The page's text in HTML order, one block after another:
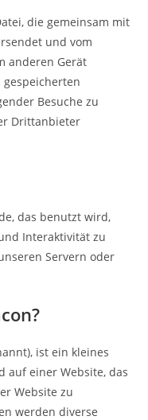
die gemeinsam mit
und vom
anderen Gerät
Besuche zu
Drittanbieter
das benutzt wird,
Interaktivität zu
Servern oder
ist ein kleines
auf einer Website, das
Website zu
werden diverse